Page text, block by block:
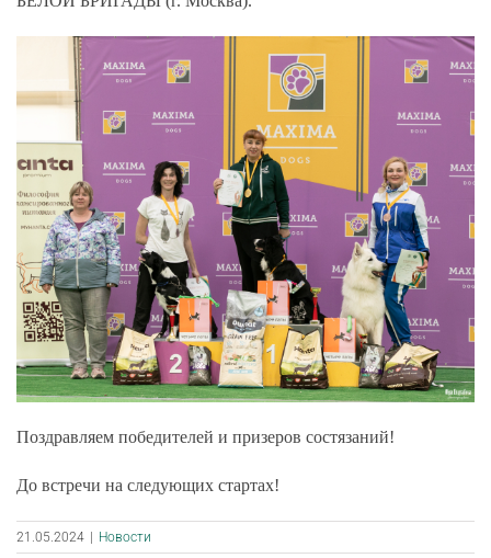
Поздравляем победителей и призеров состязаний!
До встречи на следующих стартах!
21.05.2024 Новости